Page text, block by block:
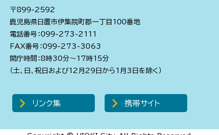
〒899-2592
鹿児島県日置市伊集院町郡一丁目100番地
電話番号：099-273-2111
FAX番号：099-273-3063
開庁時間：8時30分～17時15分
（土、日、祝日および12月29日から1月3日を除く）
リンク集 携帯サイト